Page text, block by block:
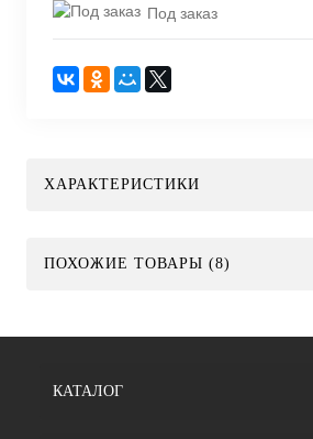
Под заказ
ХАРАКТЕРИСТИКИ
ПОХОЖИЕ ТОВАРЫ (8)
КАТАЛОГ